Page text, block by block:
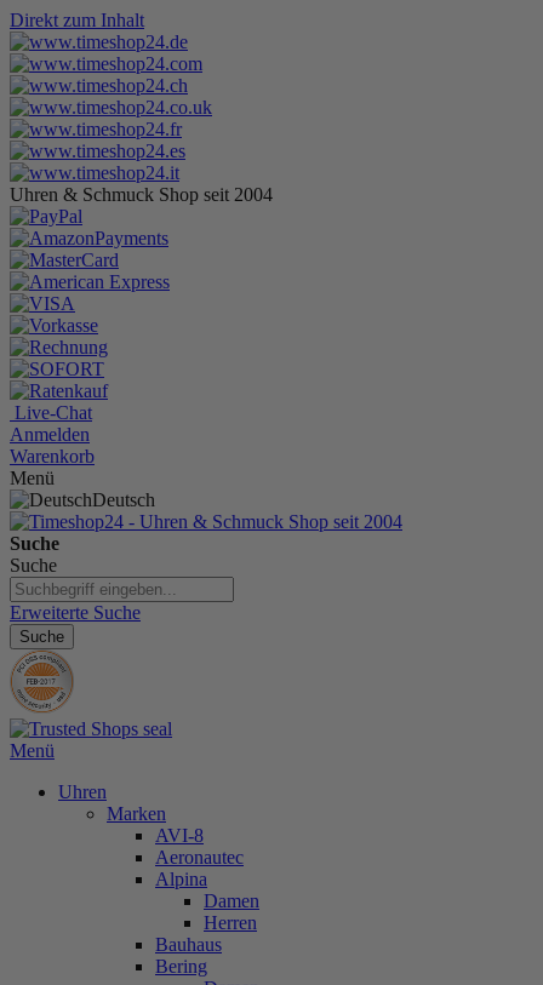
Direkt zum Inhalt
Uhren & Schmuck Shop seit 2004
Live-Chat
Anmelden
Warenkorb
Menü
Deutsch
Suche
Suche
Erweiterte Suche
Suche
Menü
Uhren
Marken
AVI-8
Aeronautec
Alpina
Damen
Herren
Bauhaus
Bering